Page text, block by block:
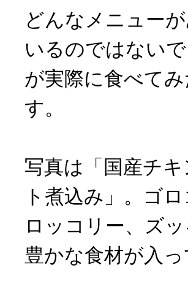
どんなメニュー
いるのではない
が実際に食べて
す。
写真は「国産チ
ト煮込み」。ゴ
ロッコリー、ズ
豊かな食材が入